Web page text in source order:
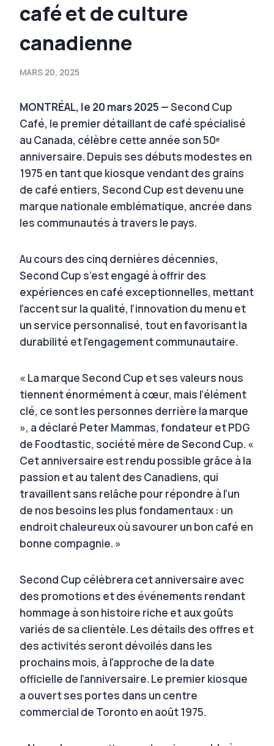
café et de culture
canadienne
MARS 20, 2025
MONTRÉAL, le 20 mars 2025 — Second Cup
Café, le premier détaillant de café spécialisé
au Canada, célèbre cette année son 50ᵉ
anniversaire. Depuis ses débuts modestes en
1975 en tant que kiosque vendant des grains
de café entiers, Second Cup est devenu une
marque nationale emblématique, ancrée dans
les communautés à travers le pays.
Au cours des cinq dernières décennies,
Second Cup s’est engagé à offrir des
expériences en café exceptionnelles, mettant
l’accent sur la qualité, l’innovation du menu et
un service personnalisé, tout en favorisant la
durabilité et l’engagement communautaire.
« La marque Second Cup et ses valeurs nous
tiennent énormément à cœur, mais l’élément
clé, ce sont les personnes derrière la marque
», a déclaré Peter Mammas, fondateur et PDG
de Foodtastic, société mère de Second Cup. «
Cet anniversaire est rendu possible grâce à la
passion et au talent des Canadiens, qui
travaillent sans relâche pour répondre à l’un
de nos besoins les plus fondamentaux : un
endroit chaleureux où savourer un bon café en
bonne compagnie. »
Second Cup célèbrera cet anniversaire avec
des promotions et des événements rendant
hommage à son histoire riche et aux goûts
variés de sa clientèle. Les détails des offres et
des activités seront dévoilés dans les
prochains mois, à l’approche de la date
officielle de l’anniversaire. Le premier kiosque
a ouvert ses portes dans un centre
commercial de Toronto en août 1975.